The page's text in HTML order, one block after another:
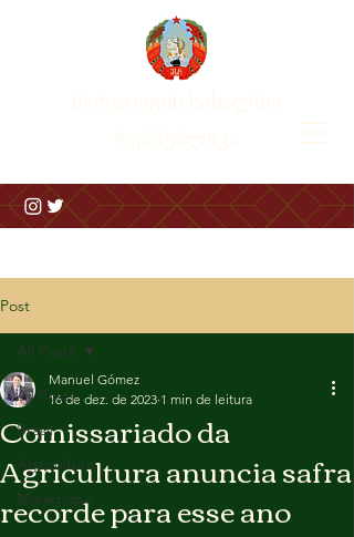
Post
All Posts
Brasil
Agricultura
Maragógui
All Posts
Comissariado da
Agricultura anuncia safra
recorde para esse ano
Manuel Gómez
16 de dez. de 2023 1 min de leitura